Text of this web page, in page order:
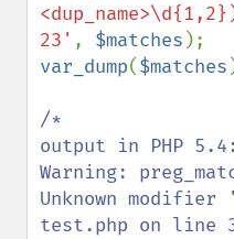
23' , $matches
var_dump($matches
/*
output in PHP 5.4:
Warning:
Unknown
test.php on line